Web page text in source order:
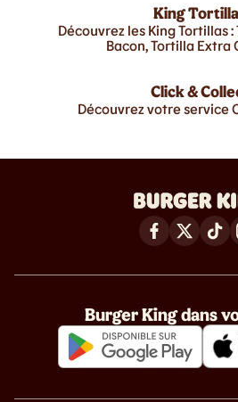
King
Découvrez les King Tortillas
Bacon, Tortilla Extra
Click &
Découvrez votre service
Burger King dans